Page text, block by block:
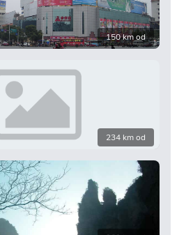
150 km od
234 km od